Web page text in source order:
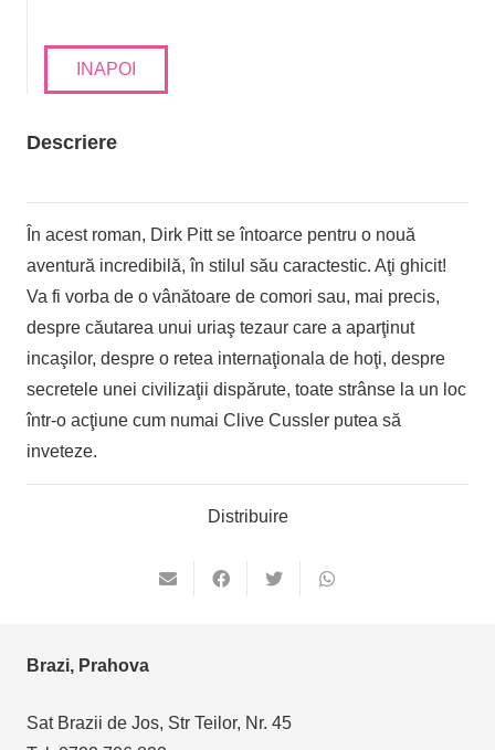
INAPOI
Descriere
În acest roman, Dirk Pitt se întoarce pentru o nouă
aventură incredibilă, în stilul său caractestic. Aţi ghicit!
Va fi vorba de o vânătoare de comori sau, mai precis,
despre căutarea unui uriaş tezaur care a aparţinut
incaşilor, despre o retea internaţionala de hoţi, despre
secretele unei civilizaţii dispărute, toate strânse la un loc
într-o acţiune cum numai Clive Cussler putea să
inveteze.
Distribuire
Brazi, Prahova
Sat Brazii de Jos, Str Teilor, Nr. 45